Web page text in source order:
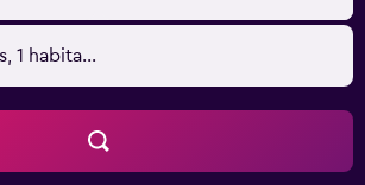
1 habitación